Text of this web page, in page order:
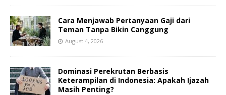
Cara Menjawab Pertanyaan Gaji dari
Teman Tanpa Bikin Canggung
August 4, 2026
Dominasi Perekrutan Berbasis
Keterampilan di Indonesia: Apakah Ijazah
Masih Penting?